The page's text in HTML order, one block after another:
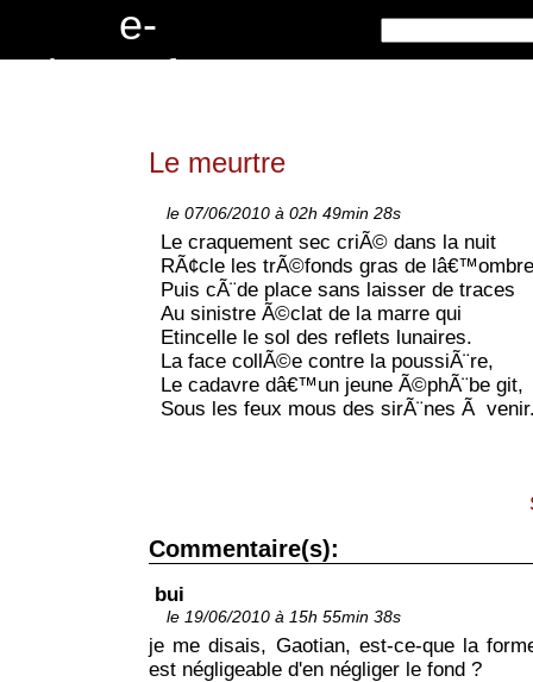
e-
critures.fr
Le meurtre
le 07/06/2010 à 02h 49min 28s
Le craquement sec criÃ© dans la nuit
RÃ¢cle les trÃ©fonds gras de
Puis cÃ¨de place sans laisser de traces
Au sinistre Ã©clat de la marre qui
Etincelle le sol des reflets lunaires.
La face collÃ©e contre la poussiÃ¨re,
Le cadavre dâ€™un jeune Ã©phÃ¨be git,
Sous les feux mous des sirÃ¨nes Ã
Commentaire(s):
bui
le 19/06/2010 à 15h 55min 38s
je me disais, Gaotian, est-ce-que la
est négligeable d'en négliger le fond ?